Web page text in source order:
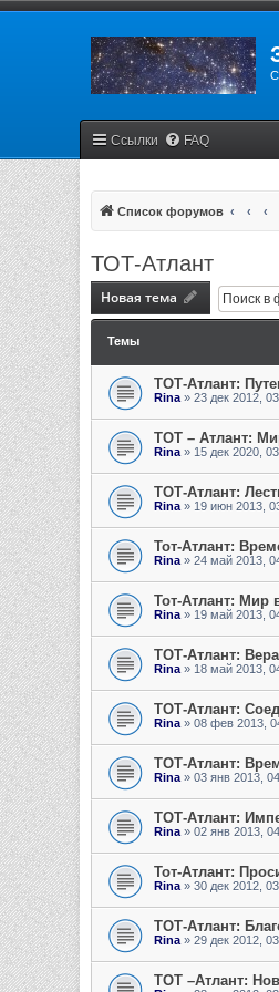
Ссылки FAQ
Список форумов
ТОТ-Атлант
Новая тема
Темы
ТОТ-Атлант:
Rina » 23 дек 2012,
ТОТ – Атлант:
Rina » 15 дек 2020,
ТОТ-Атлант:
Rina » 19 июн 2013,
Тот-Атлант:
Rina » 24 май 2013,
Тот-Атлант: Мир
Rina » 19 май 2013,
ТОТ-Атлант:
Rina » 18 май 2013,
ТОТ-Атлант:
Rina » 08 фев 2013,
ТОТ-Атлант:
Rina » 03 янв 2013,
ТОТ-Атлант:
Rina » 02 янв 2013,
Тот-Атлант:
Rina » 30 дек 2012,
ТОТ-Атлант:
Rina » 29 дек 2012,
ТОТ –Атлант: